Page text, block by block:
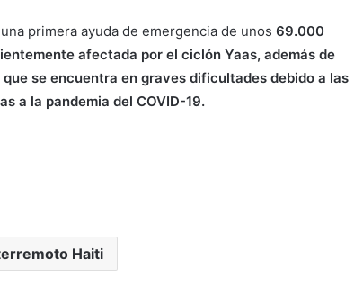
primera ayuda de emergencia de unos 69.000
afectada por el ciclón Yaas, además de
se encuentra en graves dificultades debido a las
a la pandemia del COVID-19.
Haiti